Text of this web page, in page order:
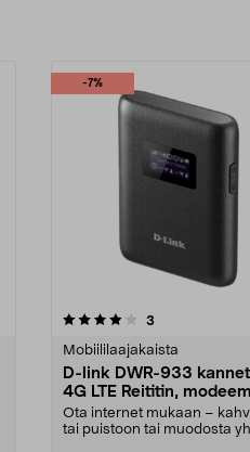
-7%
3
Mobiililaajakaista
D-link DWR-933
4G LTE Reititin,
musta
Ota internet mukaan –
tai puistoon tai muodosta
4.5 viidestä